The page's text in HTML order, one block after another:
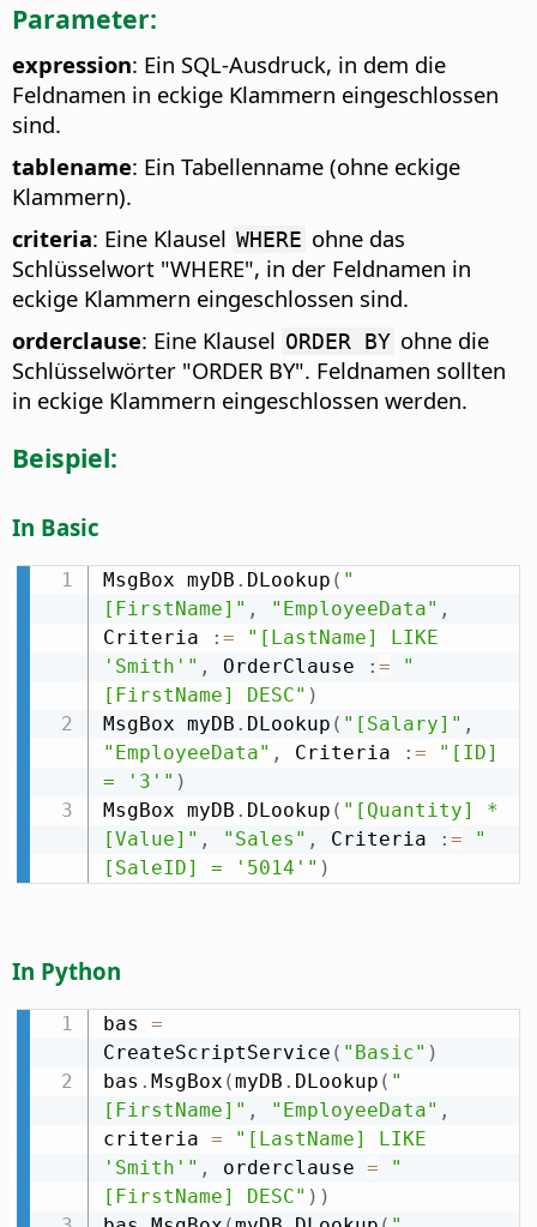
Parameter:
expression: Ein SQL-Ausdruck, in dem die
Feldnamen in eckige Klammern eingeschlossen
sind.
tablename: Ein Tabellenname (ohne eckige
Klammern).
criteria: Eine Klausel WHERE ohne das
Schlüsselwort "WHERE", in der Feldnamen in
eckige Klammern eingeschlossen sind.
orderclause: Eine Klausel ORDER BY ohne die
Schlüsselwörter "ORDER BY". Feldnamen sollten
in eckige Klammern eingeschlossen werden.
Beispiel:
In Basic
MsgBox myDB . DLookup ( "
[FirstName]" , "EmployeeData" ,
Criteria
: =
"[LastName] LIKE
'Smith'" , OrderClause : =
"
[FirstName] DESC" )
MsgBox myDB . DLookup ( "[Salary]" ,
"EmployeeData" , Criteria : =
"[ID]
= '3'" )
MsgBox myDB . DLookup ( "[Quantity] *
[Value]" , "Sales" , Criteria : =
"
[SaleID] = '5014'" )
In Python
bas =
CreateScriptService ( "Basic" )
bas . MsgBox (myDB . DLookup ( "
[FirstName]" , "EmployeeData" ,
criteria =
"[LastName] LIKE
'Smith'" , orderclause =
"
[FirstName] DESC" ) )